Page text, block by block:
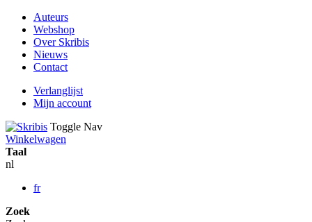
Auteurs
Webshop
Over Skribis
Nieuws
Contact
Verlanglijst
Mijn account
Toggle Nav
Winkelwagen
Taal
nl
fr
Zoek